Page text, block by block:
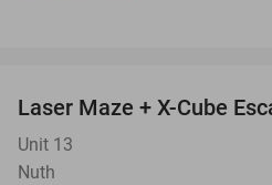
Laser Maze + X-Cube
Unit 13
Nuth